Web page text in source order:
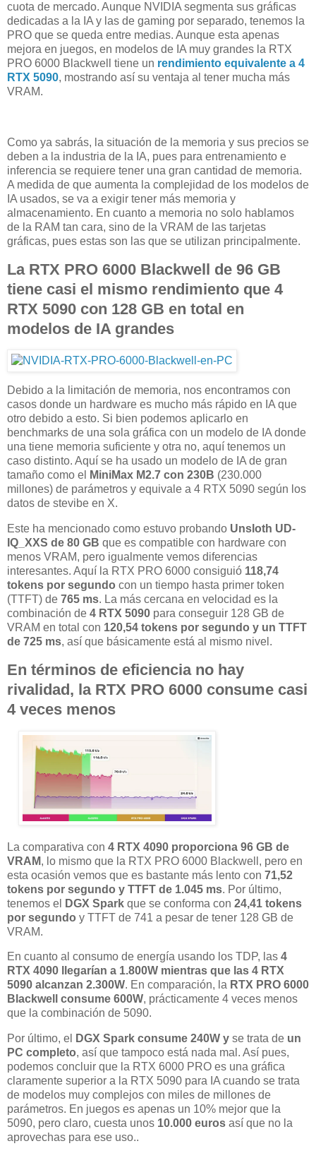
cuota de mercado. Aunque NVIDIA segmenta sus gráficas
dedicadas a la IA y las de gaming por separado, tenemos la
PRO que se queda entre medias. Aunque esta apenas
mejora en juegos, en modelos de IA muy grandes la RTX
PRO 6000 Blackwell tiene un rendimiento equivalente a 4
RTX 5090, mostrando así su ventaja al tener mucha más
VRAM.
Como ya sabrás, la situación de la memoria y sus precios se
deben a la industria de la IA, pues para entrenamiento e
inferencia se requiere tener una gran cantidad de memoria.
A medida de que aumenta la complejidad de los modelos de
IA usados, se va a exigir tener más memoria y
almacenamiento. En cuanto a memoria no solo hablamos
de la RAM tan cara, sino de la VRAM de las tarjetas
gráficas, pues estas son las que se utilizan principalmente.
La RTX PRO 6000 Blackwell de 96 GB
tiene casi el mismo rendimiento que 4
RTX 5090 con 128 GB en total en
modelos de IA grandes
Debido a la limitación de memoria, nos encontramos con
casos donde un hardware es mucho más rápido en IA que
otro debido a esto. Si bien podemos aplicarlo en
benchmarks de una sola gráfica con un modelo de IA donde
una tiene memoria suficiente y otra no, aquí tenemos un
caso distinto. Aquí se ha usado un modelo de IA de gran
tamaño como el
MiniMax M2.7 con 230B (230.000
millones) de parámetros y equivale a 4 RTX 5090 según los
datos de stevibe en X.
Este ha mencionado como estuvo probando Unsloth UD-
IQ_XXS de 80 GB que es compatible con hardware con
menos VRAM, pero igualmente vemos diferencias
interesantes. Aquí la RTX PRO 6000 consiguió 118,74
tokens por segundo con un tiempo hasta primer token
(TTFT) de 765 ms. La más cercana en velocidad es la
combinación de 4 RTX 5090 para conseguir 128 GB de
VRAM en total con 120,54 tokens por segundo y un TTFT
de 725 ms, así que básicamente está al mismo nivel.
En términos de eficiencia no hay
rivalidad, la RTX PRO 6000 consume casi
4 veces menos
La comparativa con 4 RTX 4090 proporciona 96 GB de
VRAM, lo mismo que la RTX PRO 6000 Blackwell, pero en
esta ocasión vemos que es bastante más lento con 71,52
tokens por segundo y TTFT de 1.045 ms. Por último,
tenemos el
DGX Spark que se conforma con 24,41 tokens
por segundo y TTFT de 741 a pesar de tener 128 GB de
VRAM.
En cuanto al consumo de energía usando los TDP, las 4
RTX 4090 llegarían a 1.800W mientras que las 4 RTX
5090 alcanzan 2.300W. En comparación, la RTX PRO 6000
Blackwell consume 600W, prácticamente 4 veces menos
que la combinación de 5090.
Por último, el DGX Spark consume 240W y se trata de un
PC completo, así que tampoco está nada mal. Así pues,
podemos concluir que la RTX 6000 PRO es una gráfica
claramente superior a la RTX 5090 para IA cuando se trata
de modelos muy complejos con miles de millones de
parámetros. En juegos es apenas un 10% mejor que la
5090, pero claro, cuesta unos 10.000 euros así que no la
aprovechas para ese uso..